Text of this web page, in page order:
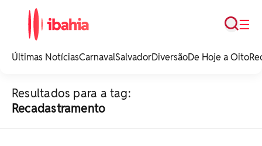
noticias e
☰
Busca
Últimas NotíciasCarnavalSalvadorDiversãoDe Hoje a Oito
Resultados para a tag:
Recadastramento